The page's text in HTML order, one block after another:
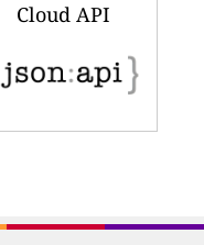
Cloud API